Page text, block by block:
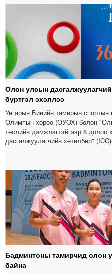
Олон улсын
бүртгэл эхэллээ
Унгарын Биеийн тамирын
Олимпын хороо (ОУОХ) болон
төслийн дэмжлэгтэйгээр 8 долоо
дасгалжуулагчийн хөтөлбөр"
Бадминтоны тамирчид олон
байна